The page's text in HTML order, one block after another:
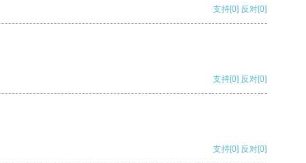
支持[0] 反对[0]
支持[0] 反对[0]
支持[0] 反对[0]